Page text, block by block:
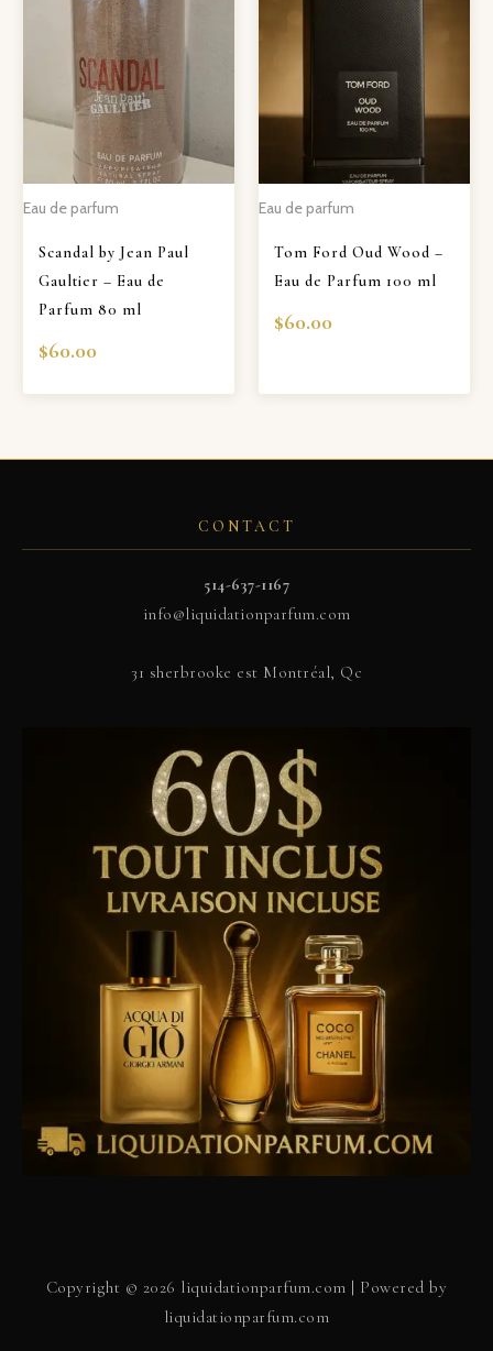
Eau de parfum
Scandal by Jean Paul
Gaultier – Eau de
Parfum 80 ml
$60.00
Eau de parfum
Tom Ford Oud Wood –
Eau de Parfum 100 ml
$60.00
CONTACT
514-637-1167
info@liquidationparfum.com
31 sherbrooke est Montréal, Qc
Copyright © 2026 liquidationparfum.com | Powered by
liquidationparfum.com